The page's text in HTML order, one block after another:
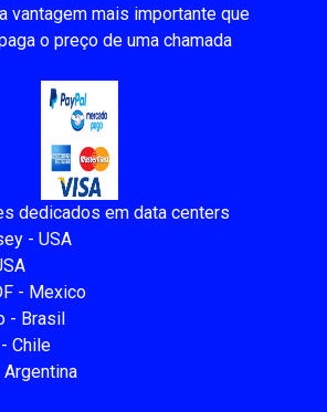
vantagem mais importante que
o preço de uma chamada
dedicados em data centers
- USA
- Mexico
- Brasil
Chile
Argentina